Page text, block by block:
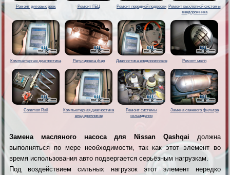
Ремонт рулевых реек Ремонт ГБЦ Ремонт передней подвески Ремонт выхлопной системы
внедорожника
Компьютерная диагностика Регулировка фар Диагностика внедорожников Ремонт мкпп
Common Rail
Компьютерная диагностика
внедорожников
Ремонт системы
охлаждения
Замена сажевого фильтра
Замена масляного насоса для Nissan Qashqai должна
выполняться по мере необходимости, так как этот элемент во
время использования авто подвергается серьёзным нагрузкам.
Под воздействием сильных нагрузок этот элемент нередко